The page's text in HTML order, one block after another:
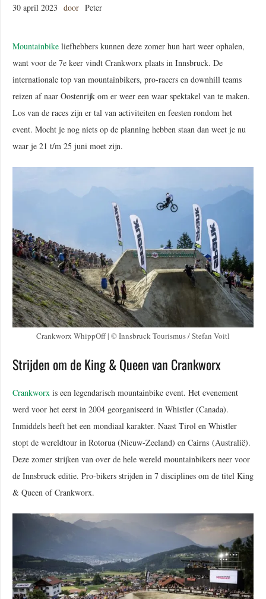
30 april 2023 door Peter
Mountainbike liefhebbers kunnen deze zomer hun hart weer ophalen,
want voor de 7e keer vindt Crankworx plaats in Innsbruck. De
internationale top van mountainbikers, pro-racers en downhill teams
reizen af naar Oostenrijk om er weer een waar spektakel van te maken.
Los van de races zijn er tal van activiteiten en feesten rondom het
event. Mocht je nog niets op de planning hebben staan dan weet je nu
waar je 21 t/m 25 juni moet zijn.
Crankworx WhippOff | © Innsbruck Tourismus / Stefan Voitl
Strijden om de King & Queen van Crankworx
Crankworx is een legendarisch mountainbike event. Het evenement
werd voor het eerst in 2004 georganiseerd in Whistler (Canada).
Inmiddels heeft het een mondiaal karakter. Naast Tirol en Whistler
stopt de wereldtour in Rotorua (Nieuw-Zeeland) en Cairns (Australië).
Deze zomer strijken van over de hele wereld mountainbikers neer voor
de Innsbruck editie. Pro-bikers strijden in 7 disciplines om de titel King
& Queen of Crankworx.